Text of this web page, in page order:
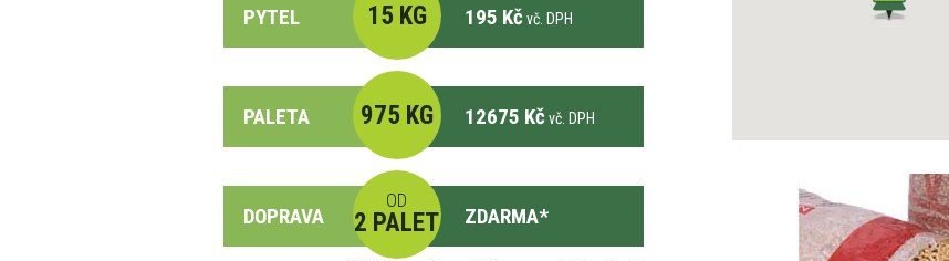
PYTEL 15 KG 195 Kč vč. DPH
PALETA 975 KG 12675 Kč vč. DPH
DOPRAVA
OD
2 PALET ZDARMA*